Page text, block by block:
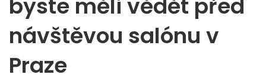
byste měli vědět před
návštěvou salónu v
Praze